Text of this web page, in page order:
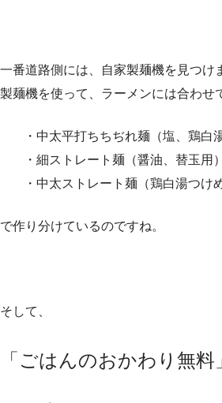
一番道路側には、自家製麺機を見つけ
製麺機を使って、ラーメンには合わせ
・中太平打ちちぢれ麺（塩、鶏白
・細ストレート麺（醤油、替玉用）
・中太ストレート麺（鶏白湯つけ
で作り分けているのですね。
そして、
「ごはんのおかわり無料